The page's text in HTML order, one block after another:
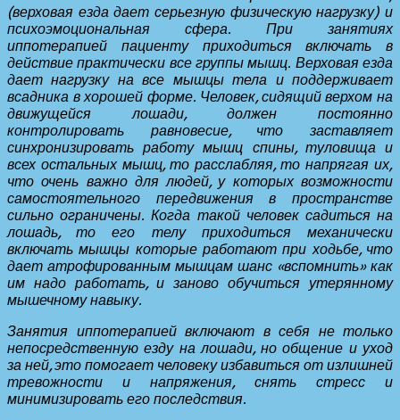
(верховая езда дает серьезную физическую нагрузку) и
психоэмоциональная сфера. При занятиях
иппотерапией пациенту приходиться включать в
действие практически все группы мышц. Верховая езда
дает нагрузку на все мышцы тела и поддерживает
всадника в хорошей форме. Человек, сидящий верхом на
движущейся лошади, должен постоянно
контролировать равновесие, что заставляет
синхронизировать работу мышц спины, туловища и
всех остальных мышц, то расслабляя, то напрягая их,
что очень важно для людей, у которых возможности
самостоятельного передвижения в пространстве
сильно ограничены. Когда такой человек садиться на
лошадь, то его телу приходиться механически
включать мышцы которые работают при ходьбе, что
дает атрофированным мышцам шанс «вспомнить» как
им надо работать, и заново обучиться утерянному
мышечному навыку.
Занятия иппотерапией включают в себя не только
непосредственную езду на лошади, но общение и уход
за ней, это помогает человеку избавиться от излишней
тревожности и напряжения, снять стресс и
минимизировать его последствия.